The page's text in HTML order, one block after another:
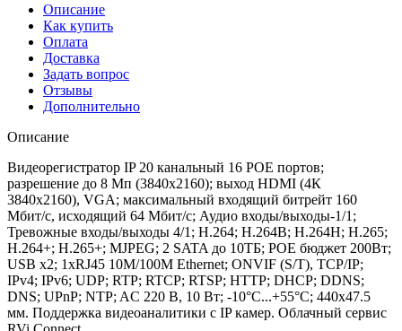
Описание
Как купить
Оплата
Доставка
Задать вопрос
Отзывы
Дополнительно
Описание
Видеорегистратор IP 20 канальный 16 POE портов;
разрешение до 8 Мп (3840х2160); выход HDMI (4К
3840х2160), VGA; максимальный входящий битрейт 160
Мбит/с, исходящий 64 Мбит/с; Аудио входы/выходы-1/1;
Тревожные входы/выходы 4/1; H.264; H.264B; H.264H; H.265;
H.264+; H.265+; MJPEG; 2 SATA до 10ТБ; POE бюджет 200Вт;
USB х2; 1xRJ45 10M/100M Ethernet; ONVIF (S/T), TCP/IP;
IPv4; IPv6; UDP; RTP; RTCP; RTSP; HTTP; DHCP; DDNS;
DNS; UPnP; NTP; AC 220 В, 10 Вт; -10°C...+55°C; 440х47.5
мм. Поддержка видеоаналитики с IP камер. Облачный сервис